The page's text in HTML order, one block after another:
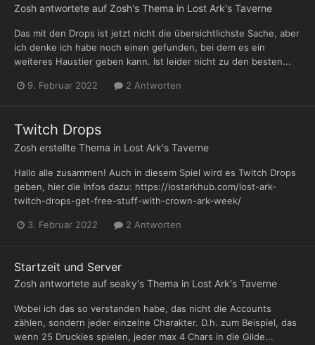
Zosh antwortete auf Zosh's Thema in Lost Ark's Taverne
Das mit den Drops ist jetzt nicht die übersichtlichste Sache, aber
ich denke ich habe noch einen gefunden, bei dem es ein
weiteres Haustier geben kann. Ist leider nicht zu den besten...
9. Februar 2022 2 Antworten
Twitch Drops
Zosh erstellte Thema in Lost Ark's Taverne
Hallo alle zusammen! Auch in diesem Spiel wird es Twitch Drops
geben, hier die Infos dazu: https://lostarkhub.com/lost-ark-
twitch-drops-get-free-stuff-with-crown-ark-week/
3. Februar 2022 2 Antworten
Startzeit und Server
Zosh antwortete auf seaky's Thema in Lost Ark's Taverne
Wobei ich das so verstanden habe, das nicht die Accounts
zählen, sondern jeder einzelne Charakter. D.h. zum Beispiel, das
wenn 25 Druckies spielen, jeder max 4 Chars in die Gilde...